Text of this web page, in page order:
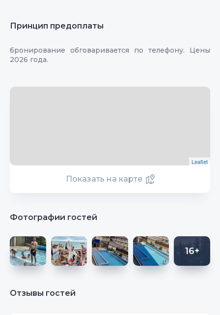
Принцип предоплаты
бронирование обговаривается по телефону. Цены
2026 года.
Leaflet
Показать на карте
Фотографии гостей
16+
Отзывы гостей